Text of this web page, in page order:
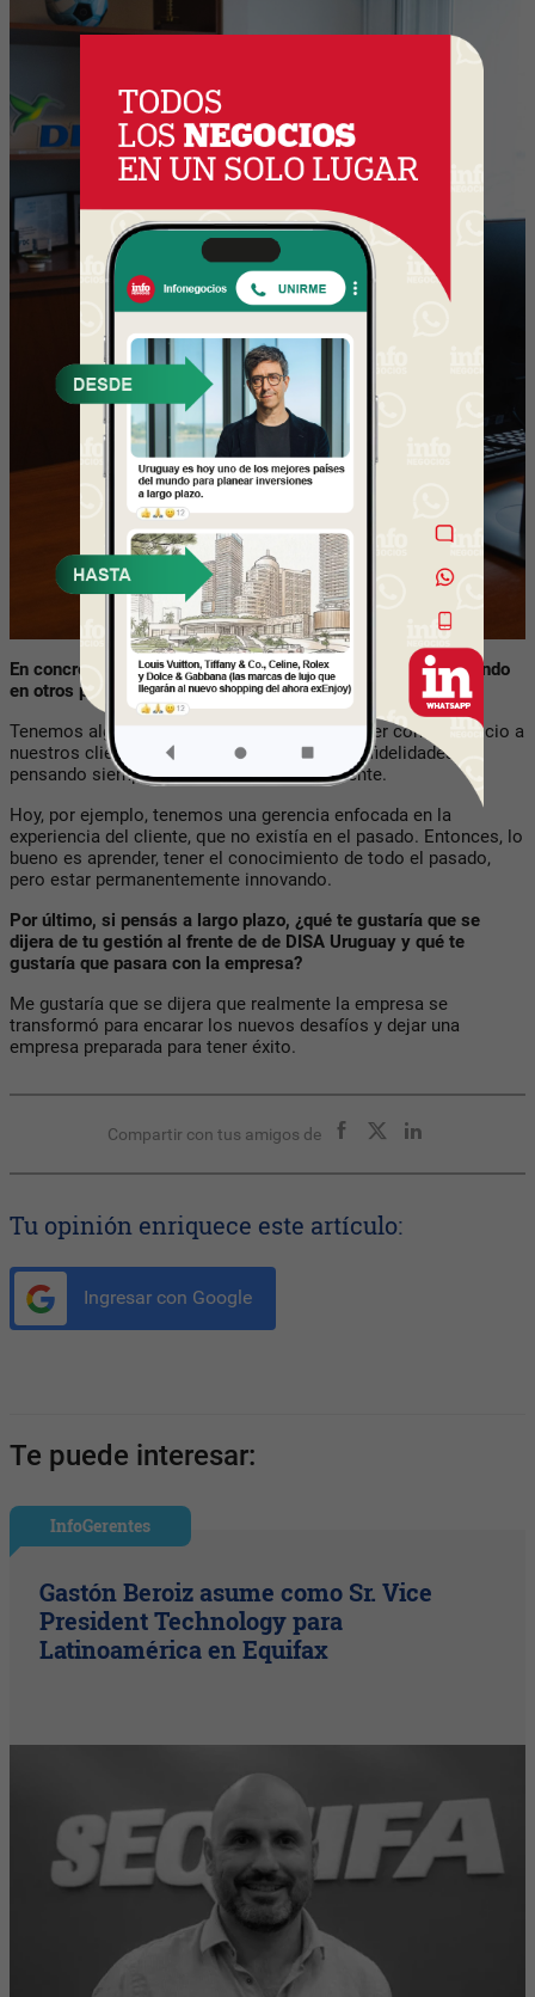
En concreto, ¿qué se puede traer Disa de lo que están haciendo
en otros países?
Tenemos algunos proyectos que tienen que ver con el servicio a
nuestros clientes y con formas de pago, con fidelidades,
pensando siempre en la experiencia del cliente.
Hoy, por ejemplo, tenemos una gerencia enfocada en la
experiencia del cliente, que no existía en el pasado. Entonces, lo
bueno es aprender, tener el conocimiento de todo el pasado,
pero estar permanentemente innovando.
Por último, si pensás a largo plazo, ¿qué te gustaría que se
dijera de tu gestión al frente de de DISA Uruguay y qué te
gustaría que pasara con la empresa?
Me gustaría que se dijera que realmente la empresa se
transformó para encarar los nuevos desafíos y dejar una
empresa preparada para tener éxito.
Compartir con tus amigos de
Tu opinión enriquece este artículo:
Ingresar con Google
Te puede interesar:
InfoGerentes
Gastón Beroiz asume como Sr. Vice
President Technology para
Latinoamérica en Equifax